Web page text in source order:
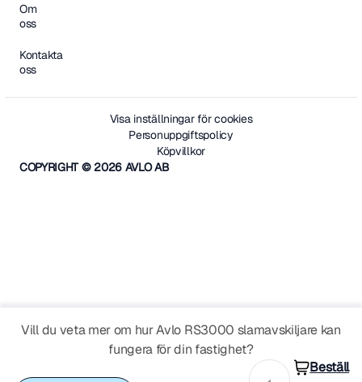
Vill du veta mer om hur Avlo RS3000 slamavskiljare kan
fungera för din fastighet?
Beställ
Om
oss
Kontakta
oss
COPYRIGHT © 2026 AVLO AB
Visa inställningar för cookies
Personuppgiftspolicy
Köpvillkor